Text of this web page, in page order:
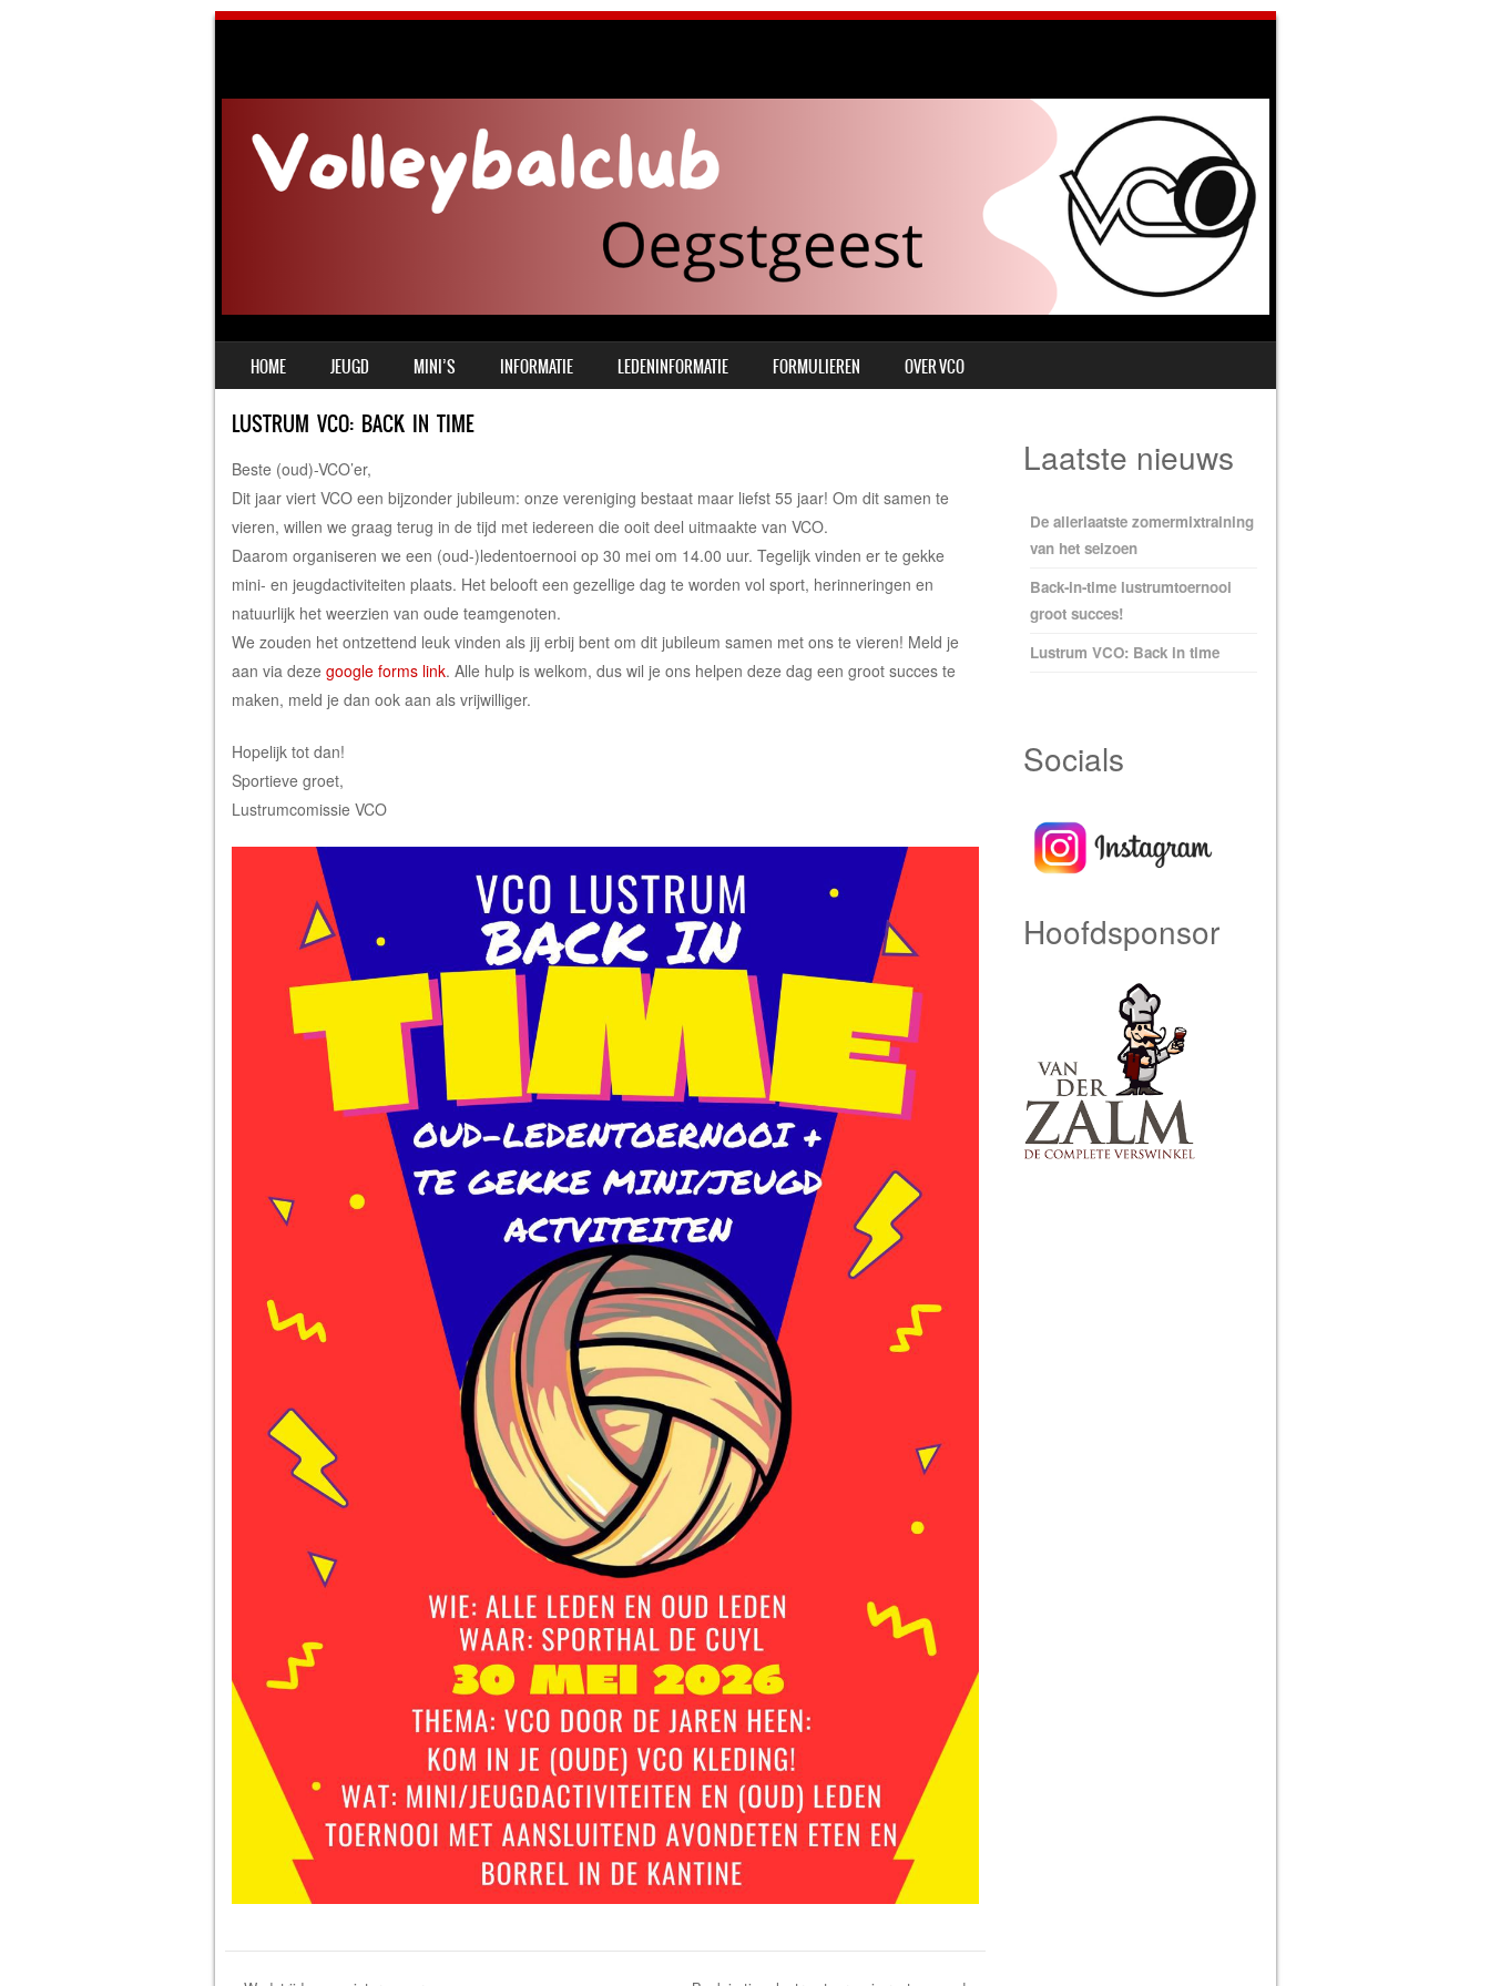
MENU
SKIP TO CONTENT
HOME JEUGD MINI’S INFORMATIE LEDENINFORMATIE FORMULIEREN OVER VCO
LUSTRUM VCO: BACK IN TIME
Beste (oud)-VCO’er,
Dit jaar viert VCO een bijzonder jubileum: onze vereniging bestaat maar liefst 55 jaar! Om dit samen te
vieren, willen we graag terug in de tijd met iedereen die ooit deel uitmaakte van VCO.
Daarom organiseren we een (oud-)ledentoernooi op 30 mei om 14.00 uur. Tegelijk vinden er te gekke
mini- en jeugdactiviteiten plaats. Het belooft een gezellige dag te worden vol sport, herinneringen en
natuurlijk het weerzien van oude teamgenoten.
We zouden het ontzettend leuk vinden als jij erbij bent om dit jubileum samen met ons te vieren! Meld je
aan via dezegoogle forms link. Alle hulp is welkom, dus wil je ons helpen deze dag een groot succes te
maken, meld je dan ook aan als vrijwilliger.
Hopelijk tot dan!
Sportieve groet,
Lustrumcomissie VCO
Laatste nieuws
De allerlaatste zomermixtraining
van het seizoen
Back-in-time lustrumtoernooi
groot succes!
Lustrum VCO: Back in time
Socials
Hoofdsponsor